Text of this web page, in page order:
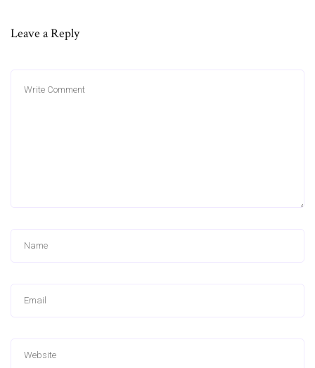
Leave a Reply